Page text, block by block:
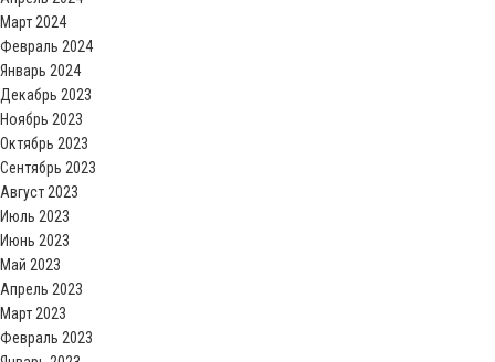
Март 2024
Февраль 2024
Январь 2024
Декабрь 2023
Ноябрь 2023
Октябрь 2023
Сентябрь 2023
Август 2023
Июль 2023
Июнь 2023
Май 2023
Апрель 2023
Март 2023
Февраль 2023